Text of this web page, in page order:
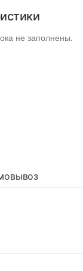
не заполнены.